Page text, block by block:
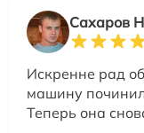
Сахаров
Искренне рад
машину
Теперь она